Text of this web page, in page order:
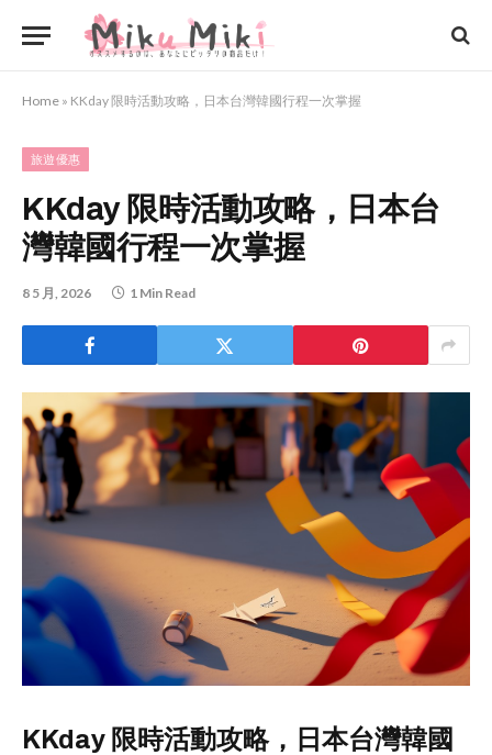
Home » KKday 限時活動攻略，日本台灣韓國行程一次掌握
旅遊優惠
KKday 限時活動攻略，日本台
灣韓國行程一次掌握
8 5 月, 2026 1 Min Read
KKday 限時活動攻略，日本台灣韓國